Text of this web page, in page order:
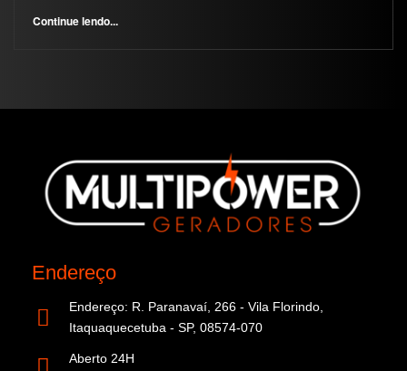
Continue lendo...
Endereço
Endereço: R. Paranavaí, 266 - Vila Florindo,
Itaquaquecetuba - SP, 08574-070
Aberto 24H